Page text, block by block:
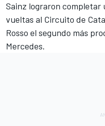
Sainz lograron completar
vueltas al Circuito de
Rosso el segundo más
Mercedes.